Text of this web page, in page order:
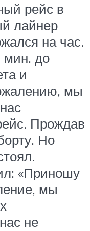
рейс в
лайнер
на час.
до
и
мы
Прождав
Но
«Приношу
мы
не